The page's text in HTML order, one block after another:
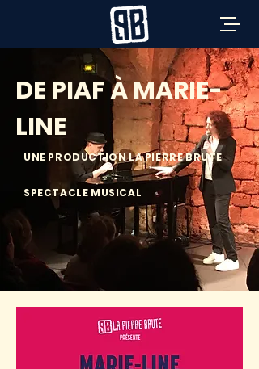
DE PIAF À MARIE-
LINE
UNE PRODUCTION LA PIERRE BRUTE
SPECTACLE MUSICAL